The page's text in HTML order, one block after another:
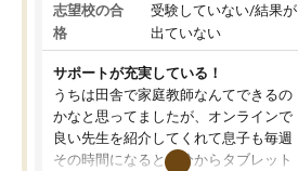
志望校の合
格
受験していない/結果が
出ていない
サポートが充実している！
うちは田舎で家庭教師なんてできるの
かなと思ってましたが、オンラインで
良い先生を紹介してくれて息子も毎週
その時間になると自分からタブレット